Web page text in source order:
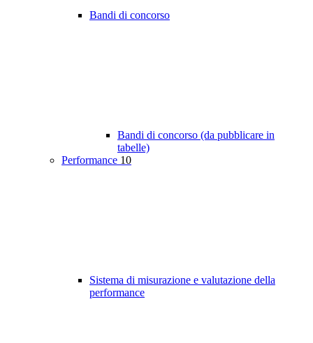
Bandi di concorso
Bandi di concorso (da pubblicare in
tabelle)
Performance 10
Sistema di misurazione e valutazione della
performance